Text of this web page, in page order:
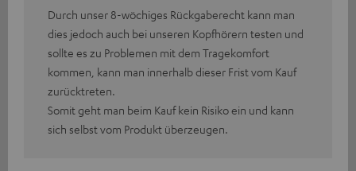
Durch unser 8-wöchiges Rückgaberecht kann man
dies jedoch auch bei unseren Kopfhörern testen und
sollte es zu Problemen mit dem Tragekomfort
kommen, kann man innerhalb dieser Frist vom Kauf
zurücktreten.
Somit geht man beim Kauf kein Risiko ein und kann
sich selbst vom Produkt überzeugen.